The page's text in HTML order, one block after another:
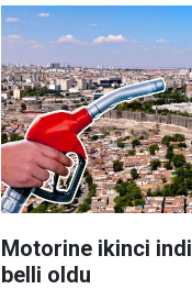
Motorine ikinci
belli oldu